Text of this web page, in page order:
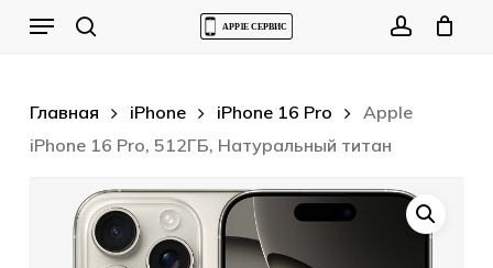
Menu
Главная iPhone iPhone 16 Pro
Apple
iPhone 16 Pro, 512ГБ, Натуральный титан